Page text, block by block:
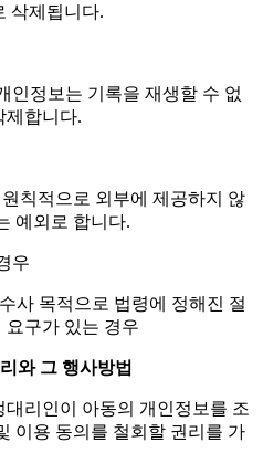
삭제됩니다.
인정보는 기록을 재생할 수 없
제합니다.
칙적으로 외부에 제공하지 않
예외로 합니다.
우
사 목적으로 법령에 정해진 절
요구가 있는 경우
와 그 행사방법
리인이 아동의 개인정보를 조
이용 동의를 철회할 권리를 가